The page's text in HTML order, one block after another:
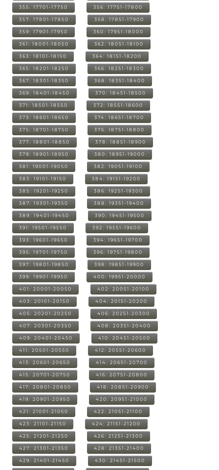
355: 17701-17750 356: 17751-17800
357: 17801-17850 358: 17851-17900
359: 17901-17950 360: 17951-18000
361: 18001-18050 362: 18051-18100
363: 18101-18150 364: 18151-18200
365: 18201-18250 366: 18251-18300
367: 18301-18350 368: 18351-18400
369: 18401-18450 370: 18451-18500
371: 18501-18550 372: 18551-18600
373: 18601-18650 374: 18651-18700
375: 18701-18750 376: 18751-18800
377: 18801-18850 378: 18851-18900
379: 18901-18950 380: 18951-19000
381: 19001-19050 382: 19051-19100
383: 19101-19150 384: 19151-19200
385: 19201-19250 386: 19251-19300
387: 19301-19350 388: 19351-19400
389: 19401-19450 390: 19451-19500
391: 19501-19550 392: 19551-19600
393: 19601-19650 394: 19651-19700
395: 19701-19750 396: 19751-19800
397: 19801-19850 398: 19851-19900
399: 19901-19950 400: 19951-20000
401: 20001-20050 402: 20051-20100
403: 20101-20150 404: 20151-20200
405: 20201-20250 406: 20251-20300
407: 20301-20350 408: 20351-20400
409: 20401-20450 410: 20451-20500
411: 20501-20550 412: 20551-20600
413: 20601-20650 414: 20651-20700
415: 20701-20750 416: 20751-20800
417: 20801-20850 418: 20851-20900
419: 20901-20950 420: 20951-21000
421: 21001-21050 422: 21051-21100
423: 21101-21150 424: 21151-21200
425: 21201-21250 426: 21251-21300
427: 21301-21350 428: 21351-21400
429: 21401-21450 430: 21451-21500